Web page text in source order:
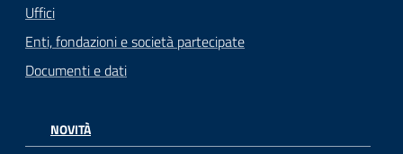
Uffici
Enti, fondazioni e società partecipate
Documenti e dati
NOVITÀ